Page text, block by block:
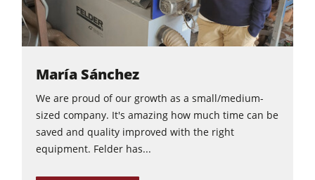
María Sánchez
We are proud of our growth as a small/medium-
sized company. It's amazing how much time can be
saved and quality improved with the right
equipment. Felder has...